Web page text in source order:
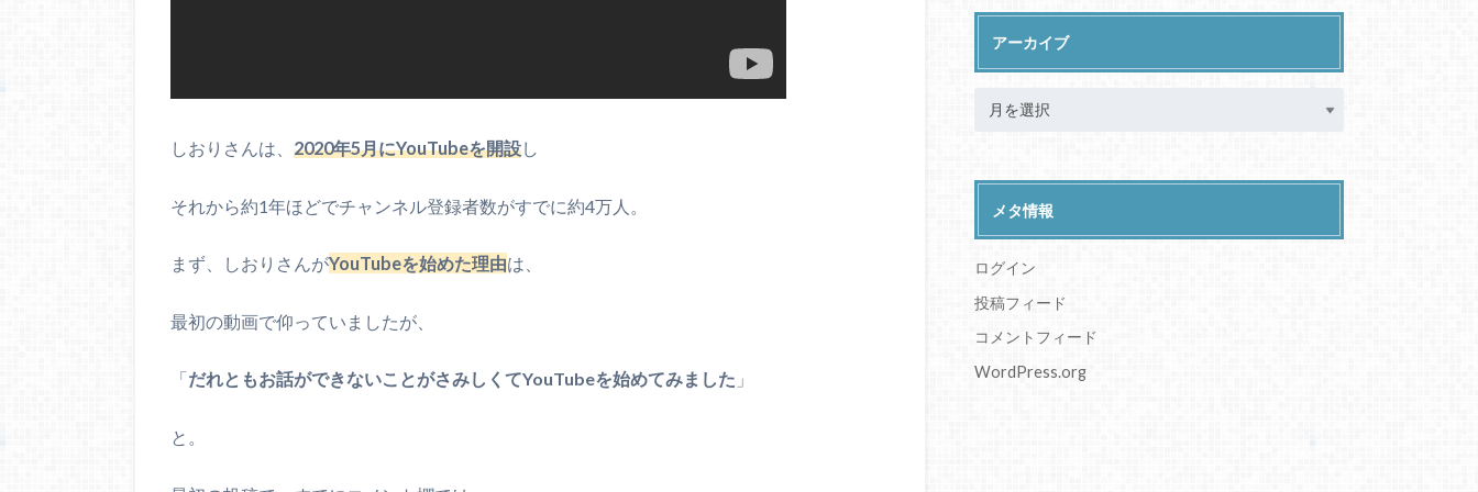
しおりさんは、 2020年5月にYouTubeを開設し
それから約1年ほどでチャンネル登録者数がすでに約4万人。
まず、しおりさんがYouTubeを始めた理由は、
最初の動画で仰っていましたが、
「だれともお話ができないことがさみしくてYouTubeを始めてみました 」
と。
アーカイブ
メタ情報
ログイン
投稿フィード
コメントフィード
WordPress.org